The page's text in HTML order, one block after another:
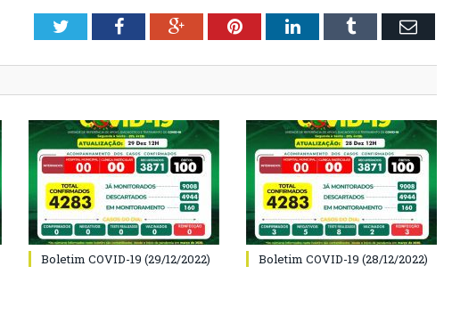
TwitterFacebookGoogle+PinterestLinkedInTumblr Email
Boletim COVID-19 (29/12/2022) Boletim COVID-19 (28/12/2022)